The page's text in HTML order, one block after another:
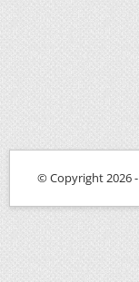
© Copyright 2026 -